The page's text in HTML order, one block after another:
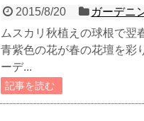
2015/8/20 ガーデニ
ムスカリ秋植えの球根で翌
青紫色の花が春の花壇を彩
ーデ...
記事を読む